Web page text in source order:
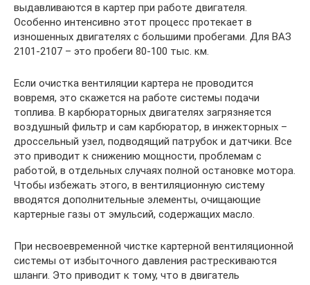
выдавливаются в картер при работе двигателя.
Особенно интенсивно этот процесс протекает в
изношенных двигателях с большими пробегами. Для ВАЗ
2101-2107 – это пробеги 80-100 тыс. км.
Если очистка вентиляции картера не проводится
вовремя, это скажется на работе системы подачи
топлива. В карбюраторных двигателях загрязняется
воздушный фильтр и сам карбюратор, в инжекторных –
дроссельный узел, подводящий патрубок и датчики. Все
это приводит к снижению мощности, проблемам с
работой, в отдельных случаях полной остановке мотора.
Чтобы избежать этого, в вентиляционную систему
вводятся дополнительные элементы, очищающие
картерные газы от эмульсий, содержащих масло.
При несвоевременной чистке картерной вентиляционной
системы от избыточного давления растрескиваются
шланги. Это приводит к тому, что в двигатель